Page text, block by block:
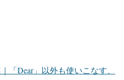
「Dear」以外も使いこなす、